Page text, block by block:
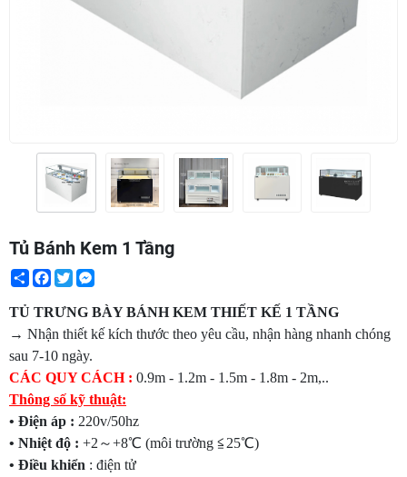
Tủ Bánh Kem 1 Tầng
ShareFacebook
Twitter
TỦ TRƯNG BÀY BÁNH KEM THIẾT KẾ 1 TẦNG
→ Nhận thiết kế kích thước theo yêu cầu, nhận hàng nhanh chóng
sau 7-10 ngày.
CÁC QUY CÁCH : 0.9m - 1.2m - 1.5m - 1.8m - 2m,..
Thông số kỹ thuật:
• Điện áp : 220v/50hz
• Nhiệt độ : +2～+8℃ (môi trường ≦25℃)
• Điều khiển : điện tử